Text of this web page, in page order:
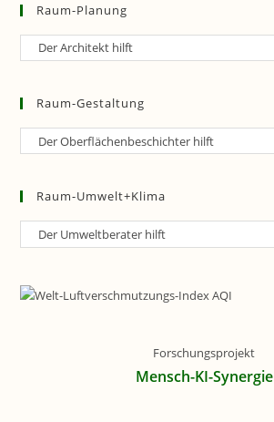
Raum-Planung
Raum-
Raum-Gestaltung
Raum-
Raum-Umwelt+Klima
Raum-
Forschungsprojekt
Mensch-KI-Synergie